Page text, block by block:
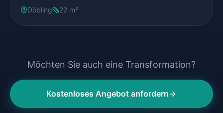
Döbling 22 m²
Möchten Sie auch eine Transformation?
Kostenloses Angebot anfordern